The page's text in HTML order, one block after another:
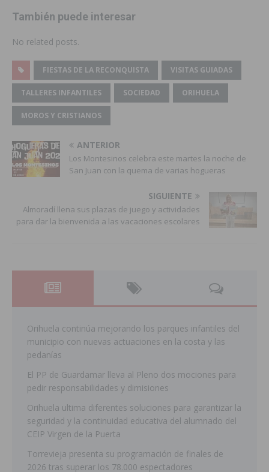
También puede interesar
No related posts.
FIESTAS DE LA RECONQUISTA VISITAS GUIADAS
TALLERES INFANTILES SOCIEDAD ORIHUELA
MOROS Y CRISTIANOS
ANTERIOR
Los Montesinos celebra este martes la noche de
San Juan con la quema de varias hogueras
SIGUIENTE
Almoradí llena sus plazas de juego y actividades
para dar la bienvenida a las vacaciones escolares
Orihuela continúa mejorando los parques infantiles del
municipio con nuevas actuaciones en la costa y las
pedanías
El PP de Guardamar lleva al Pleno dos mociones para
pedir responsabilidades y dimisiones
Orihuela ultima diferentes soluciones para garantizar la
seguridad y la continuidad educativa del alumnado del
CEIP Virgen de la Puerta
Torrevieja presenta su programación de finales de
2026 tras superar los 78.000 espectadores